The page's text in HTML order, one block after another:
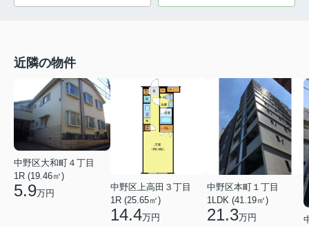
近隣の物件
中野区大和町４丁目
1R (19.46㎡)
5.9万円
中野区上高田３丁目
1R (25.65㎡)
14.4万円
中野区本町１丁目
1LDK (41.19㎡)
21.3万円